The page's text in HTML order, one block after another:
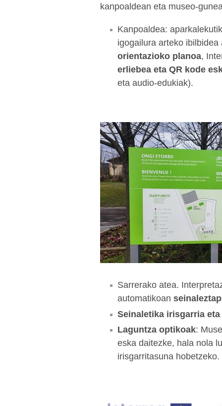
kanpoaldean eta museo-
Kanpoaldea:
igogailura arteko
orientazioko planoa,
erliebea eta QR kode
eta audio-edukiak).
Sarrerako atea.
automatikoan
Seinaletika irisgarria
Laguntza optikoak:
eska daitezke, hala nola
irisgarritasuna hobetzeko.